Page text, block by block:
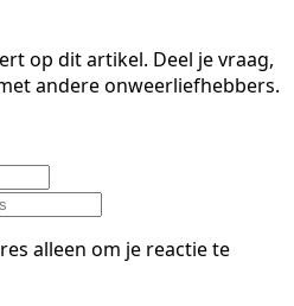
op dit artikel. Deel je vraag,
andere onweerliefhebbers.
alleen om je reactie te